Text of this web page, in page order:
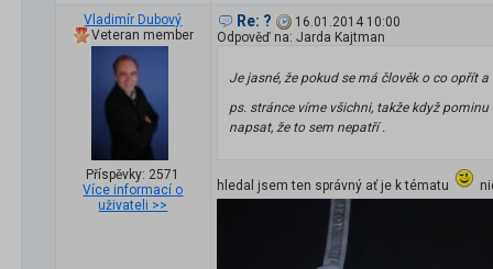
Vladimír Dubový
Veteran member
Příspěvky: 2571
Více informací o
uživateli >>
Re: ?
16.01.2014 10:00
Odpověď na: Jarda Kajtman
Je jasné, že pokud se má člověk o co opřít
ps. stránce víme všichni, takže když
napsat, že to sem nepatří .
hledal jsem ten správný ať je k tématu